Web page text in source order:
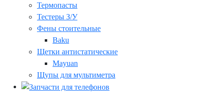
Термопасты
Тестеры З/У
Фены стоительные
Baku
Щетки антистатические
Mayuan
Щупы для мультиметра